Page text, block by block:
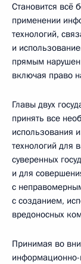
Становится всё
применении
технологий,
и
прямым
включая право
Главы двух
принять все
использования
технологий для
суверенных
и для
с
с созданием,
вредоносных
Принимая во